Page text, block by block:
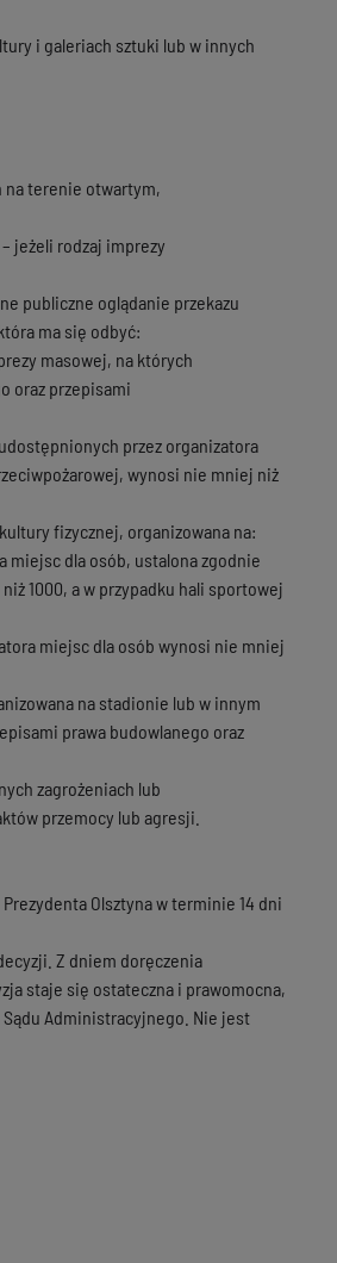
i galeriach sztuki lub w innych
na terenie otwartym,
– jeżeli rodzaj imprezy
publiczne oglądanie przekazu
ma się odbyć:
masowej, na których
oraz przepisami
przez organizatora
wynosi nie mniej niż
fizycznej, organizowana na:
dla osób, ustalona zgodnie
1000, a w przypadku hali sportowej
miejsc dla osób wynosi nie mniej
na stadionie lub w innym
prawa budowlanego oraz
zagrożeniach lub
przemocy lub agresji.
Olsztyna w terminie 14 dni
Z dniem doręczenia
staje się ostateczna i prawomocna,
Administracyjnego. Nie jest